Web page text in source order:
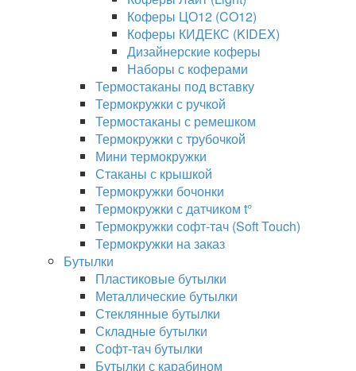
Коферы ЦО12 (CO12)
Коферы КИДЕКС (KIDEX)
Дизайнерские коферы
Наборы с коферами
Термостаканы под вставку
Термокружки с ручкой
Термостаканы с ремешком
Термокружки с трубочкой
Мини термокружки
Стаканы с крышкой
Термокружки бочонки
Термокружки с датчиком t°
Термокружки софт-тач (Soft Touch)
Термокружки на заказ
Бутылки
Пластиковые бутылки
Металлические бутылки
Стеклянные бутылки
Складные бутылки
Софт-тач бутылки
Бутылки с карабином